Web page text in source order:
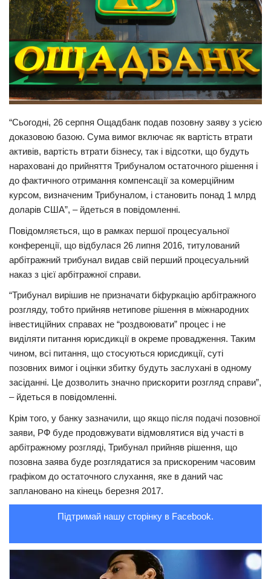
Світ
Цікаво
Наука
Технології
Історії
Рецепти
Привітання
Здоров’я
Події
Кримінал
Курйози
Суспільство
Шоу-біз
#Війна
“Сьогодні, 26 серпня Ощадбанк подав позовну заяву з усією
доказовою базою. Сума вимог включає як вартість втрати
активів, вартість втрати бізнесу, так і відсотки, що будуть
нараховані до прийняття Трибуналом остаточного рішення і
до фактичного отримання компенсації за комерційним
курсом, визначеним Трибуналом, і становить понад 1 млрд
доларів США”, – йдеться в повідомленні.
Повідомляється, що в рамках першої процесуальної
конференції, що відбулася 26 липня 2016, титулований
арбітражний трибунал видав свій перший процесуальний
наказ з цієї арбітражної справи.
“Трибунал вирішив не призначати біфуркацію арбітражного
розгляду, тобто прийняв нетипове рішення в міжнародних
інвестиційних справах не “роздвоювати” процес і не
виділяти питання юрисдикції в окреме провадження. Таким
чином, всі питання, що стосуються юрисдикції, суті
позовних вимог і оцінки збитку будуть заслухані в одному
засіданні. Це дозволить значно прискорити розгляд справи”,
– йдеться в повідомленні.
Крім того, у банку зазначили, що якщо після подачі позовної
заяви, РФ буде продовжувати відмовлятися від участі в
арбітражному розгляді, Трибунал прийняв рішення, що
позовна заява буде розглядатися за прискореним часовим
графіком до остаточного слухання, яке в даний час
заплановано на кінець березня 2017.
Підтримай нашу сторінку в Facebook.